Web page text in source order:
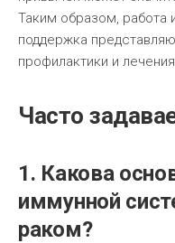
Таким образом,
поддержка
профилактики и
Часто
1. Какова
иммунной
раком?